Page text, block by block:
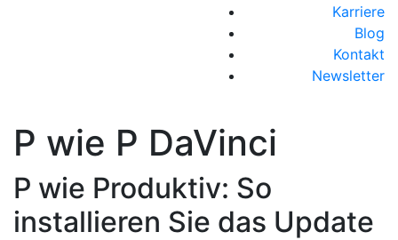
Karriere
Blog
Kontakt
Newsletter
P wie P DaVinci
P wie Produktiv: So
installieren Sie das Update